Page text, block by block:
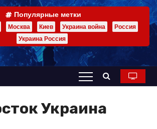
Популярные метки
Москва Киев Украина война
Россия
Украина Россия
Украина